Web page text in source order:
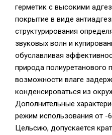
герметик с высокими
покрытие в виде
структурирования
звуковых волн и
обуславливая
природа полиуретанового
возможности влаге
конденсироваться из
Дополнительные
режим использования от -
Цельсию, допускается